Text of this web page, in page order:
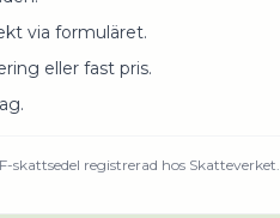
via formuläret.
eller fast pris.
F-skattsedel registrerad hos Skatteverket.